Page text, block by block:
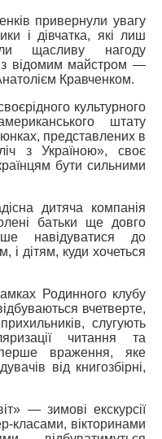
привернули увагу
і дівчатка, які лиш
щасливу нагоду
з відомим майстром —
Кравченком.
культурного
штату
представлених в
з Україною», своє
бути сильними
дитяча компанія
батьки ще довго
навідуватися до
і дітям, куди хочеться
Родинного клубу
вчетверте,
слугують
читання та
враження, яке
від книгозбірні,
— зимові екскурсії
класами, вікторинами